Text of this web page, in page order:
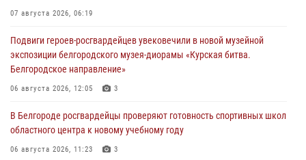
07 августа 2026, 06:19
Подвиги героев‑росгвардейцев увековечили в новой музейной
экспозиции белгородского музея‑диорамы «Курская битва.
Белгородское направление»
06 августа 2026, 12:05 3
В Белгороде росгвардейцы проверяют готовность спортивных школ
областного центра к новому учебному году
06 августа 2026, 11:23 3